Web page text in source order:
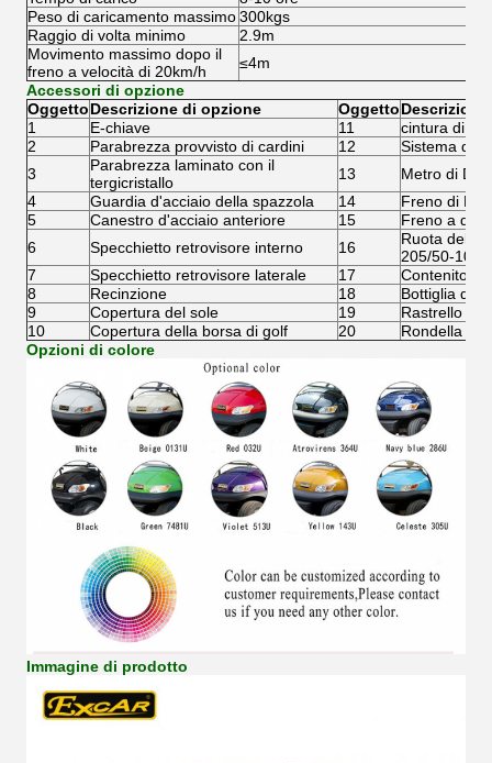
Peso di caricamento massimo300kgs
Raggio di volta minimo
2.9m
Movimento massimo dopo il
freno a velocità di 20km/h
≤4m
Accessori di opzione
OggettoDescrizione di opzione Oggetto
1
E-chiave 11
cintura di
2
Parabrezza provvisto di cardini 12
Sistema
3
Parabrezza laminato con il
tergicristallo
13
Metro di
4
Guardia d'acciaio della spazzola 14
Freno di EM
5
Canestro d'acciaio anteriore 15
Freno a
6
Specchietto retrovisore interno 16
Ruota del
205/50-10
7
Specchietto retrovisore laterale 17
Contenitore
8
Recinzione 18
Bottiglia
9
Copertura del sole 19
Rastrello
10
Copertura della borsa di golf 20
Rondella
Opzioni di colore
Immagine di prodotto